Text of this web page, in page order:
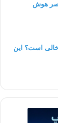
عصر هوش
خالی است؟ این